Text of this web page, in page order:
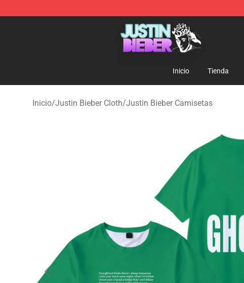
Justin Bieber Store - Official Justin Bieber Merchandise Shop
Inicio Tienda
Inicio/Justin Bieber Cloth/Justin Bieber Camisetas